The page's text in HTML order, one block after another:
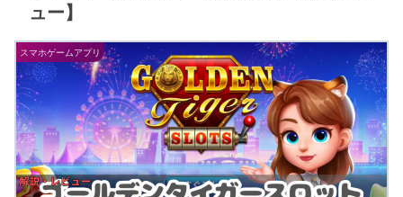
ュー】
スマホゲームアプリ